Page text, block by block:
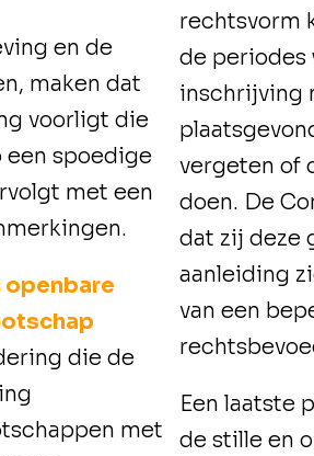
en de
maken dat
voorligt die
spoedige
met een
die de
met
rechtsvorm
de periodes
inschrijving
vergeten of
doen. De
dat zij deze
aanleiding
van een
Een laatste
de stille en